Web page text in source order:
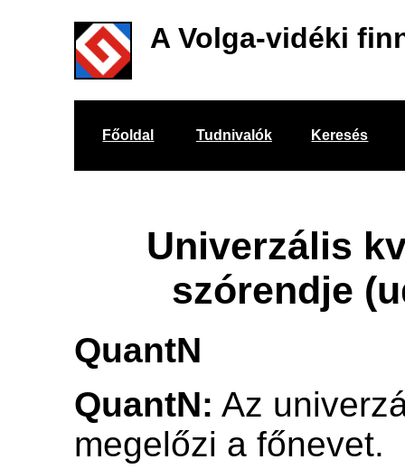
A Volga-vidéki
Főoldal Tudnivalók Keresés
Univerzális
szórendje
QuantN
QuantN: Az
megelőzi a főnevet.